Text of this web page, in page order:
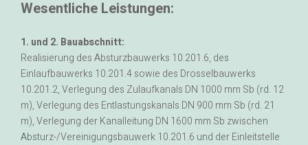
Wesentliche Leistungen:
1. und 2. Bauabschnitt:
Realisierung des Absturzbauwerks 10.201.6, des
Einlaufbauwerks 10.201.4 sowie des Drosselbauwerks
10.201.2, Verlegung des Zulaufkanals DN 1000 mm Sb (rd. 12
m), Verlegung des Entlastungskanals DN 900 mm Sb (rd. 21
m), Verlegung der Kanalleitung DN 1600 mm Sb zwischen
Absturz-/Vereinigungsbauwerk 10.201.6 und der Einleitstelle